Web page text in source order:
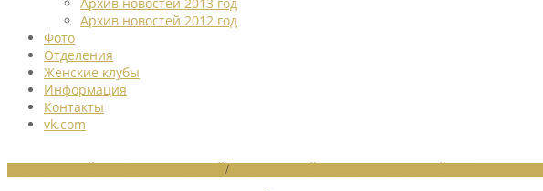
Архив новостей 2012 год
Фото
Отделения
Женские клубы
Информация
Контакты
vk.com
/